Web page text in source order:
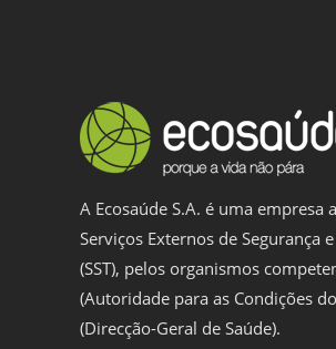
A Ecosaúde S.A. é uma empresa
Serviços Externos de Segurança
(SST), pelos organismos
(Autoridade para as Condições
(Direcção-Geral de Saúde).